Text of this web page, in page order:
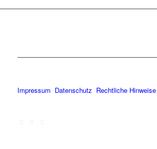
Impressum Datenschutz Rechtliche Hinweise